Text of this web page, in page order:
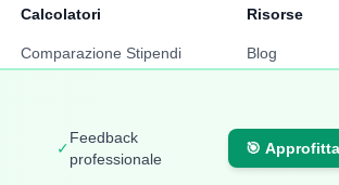
✓
Feedback
professionale
🎯
Calcolatori
Comparazione Stipendi
Calcolo Inflazione
Risorse
Blog
Chi siamo